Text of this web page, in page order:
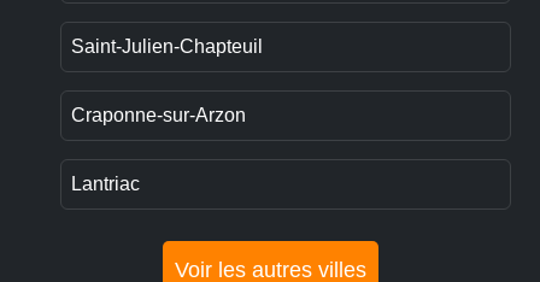
Saint-Julien-Chapteuil
Craponne-sur-Arzon
Lantriac
Voir les autres villes